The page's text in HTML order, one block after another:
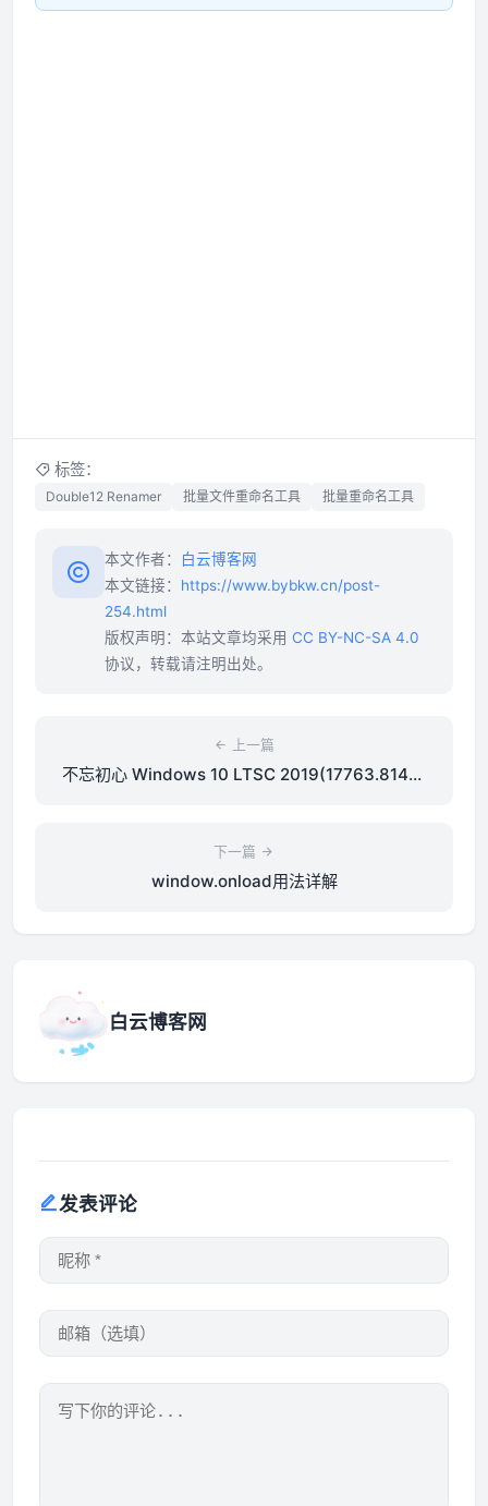
标签：
Double12 Renamer 批量文件重命名工具 批量重命名工具
本文作者：
白云博客网
本文链接： https://www.bybkw.cn/post-
254.html
版权声明：本站文章均采用 CC BY-NC-SA 4.0
协议，转载请注明出处。
上一篇
不忘初心 Windows 10 LTSC 2019(17763.8146)
下一篇
window.onload用法详解
白云博客网
发表评论